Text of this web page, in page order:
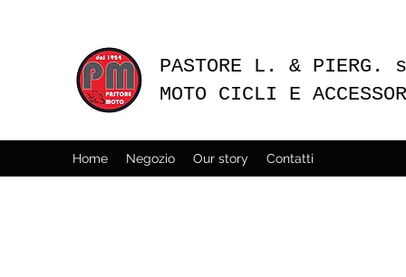
PASTORE L. &
MOTO CICLI E
Home Negozio Our story Contatti